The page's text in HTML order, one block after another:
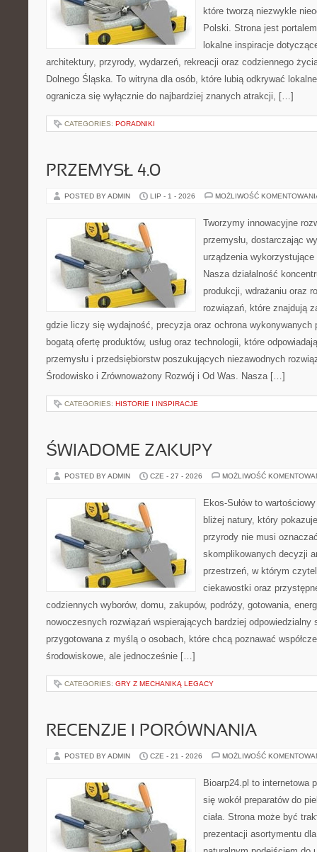
które tworzą niezwykle
Polski. Strona jest
lokalne inspiracje
architektury, przyrody, wydarzeń, rekreacji oraz codziennego
Dolnego Śląska. To witryna dla osób, które lubią odkrywać
ogranicza się wyłącznie do najbardziej znanych atrakcji, […]
CATEGORIES: PORADNIKI
PRZEMYSŁ 4.0
POSTED BY ADMIN LIP - 1 - 2026 MOŻLIWOŚĆ
Tworzymy innowacyjne
przemysłu, dostarczając
urządzenia
Nasza działalność
produkcji, wdrażaniu oraz
rozwiązań, które znajdują
gdzie liczy się wydajność, precyzja oraz ochrona wykonywanych
bogatą ofertę produktów, usług oraz technologii, które
przemysłu i przedsiębiorstw poszukujących niezawodnych
Środowisko i Zrównoważony Rozwój i Od Was. Nasza […]
CATEGORIES: HISTORIE I INSPIRACJE
ŚWIADOME ZAKUPY
POSTED BY ADMIN CZE - 27 - 2026 MOŻLIWOŚĆ
Ekos-Sułów to
bliżej natury, który
przyrody nie musi
skomplikowanych decyzji
przestrzeń, w którym
ciekawostki oraz
codziennych wyborów, domu, zakupów, podróży, gotowania,
nowoczesnych rozwiązań wspierających bardziej odpowiedzialny
przygotowana z myślą o osobach, które chcą poznawać
środowiskowe, ale jednocześnie […]
CATEGORIES: GRY Z MECHANIKĄ LEGACY
RECENZJE I PORÓWNANIA
POSTED BY ADMIN CZE - 21 - 2026 MOŻLIWOŚĆ
Bioarp24.pl to internetowa
się wokół preparatów do
ciała. Strona może być
prezentacji asortymentu